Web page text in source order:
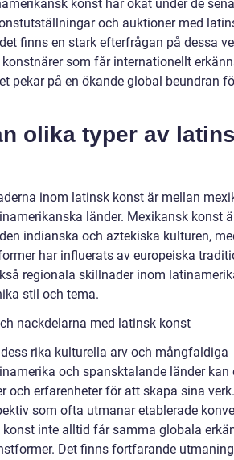
konst har ökat under de
och auktioner med
finns en stark efterfrågan på dessa
som får internationellt
pekar på en ökande global beundran
olika typer av
inom latinsk konst är mellan
länder. Mexikansk konst
indianska och aztekiska kulturen,
har influerats av europeiska
regionala skillnader inom
stil och tema.
nackdelarna med latinsk konst
rika kulturella arv och mångfaldiga
och spansktalande länder kan
och erfarenheter för att skapa sina
som ofta utmanar etablerade
inte alltid får samma globala
Det finns fortfarande